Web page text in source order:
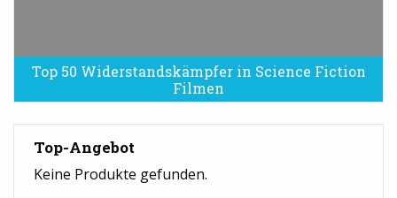
Top 50 Widerstandskämpfer in Science Fiction
Filmen
Top-Angebot
Keine Produkte gefunden.